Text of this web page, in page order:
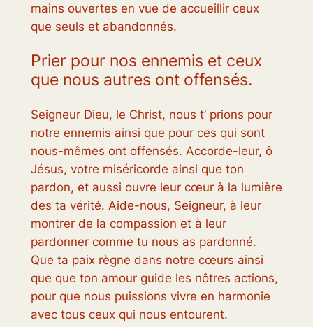
mains ouvertes en vue de accueillir ceux
que seuls et abandonnés.
Prier pour nos ennemis et ceux
que nous autres ont offensés.
Seigneur Dieu, le Christ, nous t’ prions pour
notre ennemis ainsi que pour ces qui sont
nous-mêmes ont offensés. Accorde-leur, ô
Jésus, votre miséricorde ainsi que ton
pardon, et aussi ouvre leur cœur à la lumière
des ta vérité. Aide-nous, Seigneur, à leur
montrer de la compassion et à leur
pardonner comme tu nous as pardonné.
Que ta paix règne dans notre cœurs ainsi
que que ton amour guide les nôtres actions,
pour que nous puissions vivre en harmonie
avec tous ceux qui nous entourent.